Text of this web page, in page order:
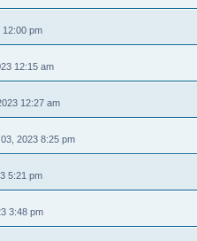
12:00 pm
12:15 am
12:27 am
2023 8:25 pm
5:21 pm
3:48 pm